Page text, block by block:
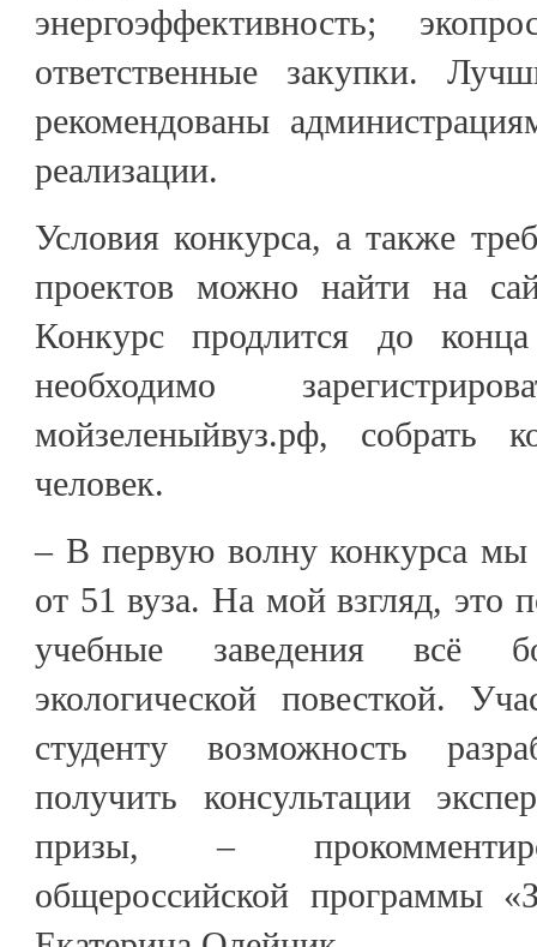
энергоэффективность;
ответственные закупки.
рекомендованы
реализации.
Условия конкурса, а также
проектов можно найти на
Конкурс продлится до
необходимо
мойзеленыйвуз.рф,
человек.
– В первую волну конкурса мы
от 51 вуза. На мой взгляд, это
учебные заведения всё
экологической повесткой.
студенту возможность
получить консультации
призы, –
общероссийской программы